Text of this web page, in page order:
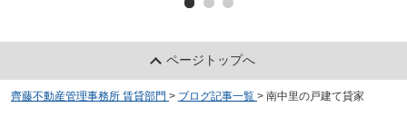
ページトップへ
齊藤不動産管理事務所 賃貸部門 > ブログ記事一覧 > 南中里の戸建て貸家